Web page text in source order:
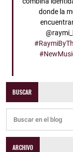
donde la
BUSCAR
ARCHIVO